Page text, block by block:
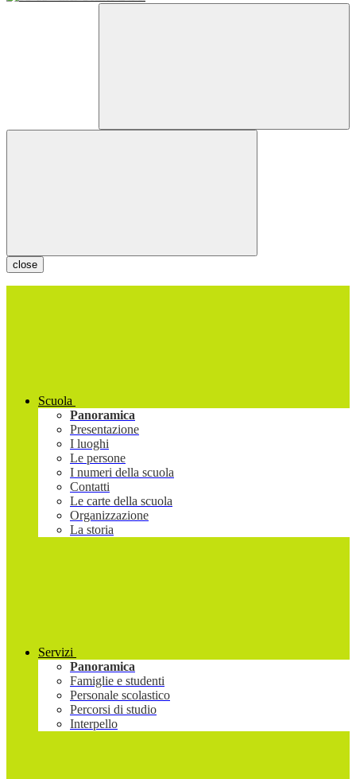
close
Scuola
Panoramica
Presentazione
I luoghi
Le persone
I numeri della scuola
Contatti
Le carte della scuola
Organizzazione
La storia
Servizi
Panoramica
Famiglie e studenti
Personale scolastico
Percorsi di studio
Interpello